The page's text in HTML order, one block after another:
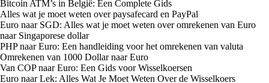
Bitcoin ATM’s in België: Een Complete Gids
Alles wat je moet weten over paysafecard en PayPal
Euro naar SGD: Alles wat je moet weten over omrekenen van Euro
naar Singaporese dollar
PHP naar Euro: Een handleiding voor het omrekenen van valuta
Omrekenen van 1000 Dollar naar Euro
Van COP naar Euro: Een Gids voor Wisselkoersen
Euro naar Lek: Alles Wat Je Moet Weten Over de Wisselkoers